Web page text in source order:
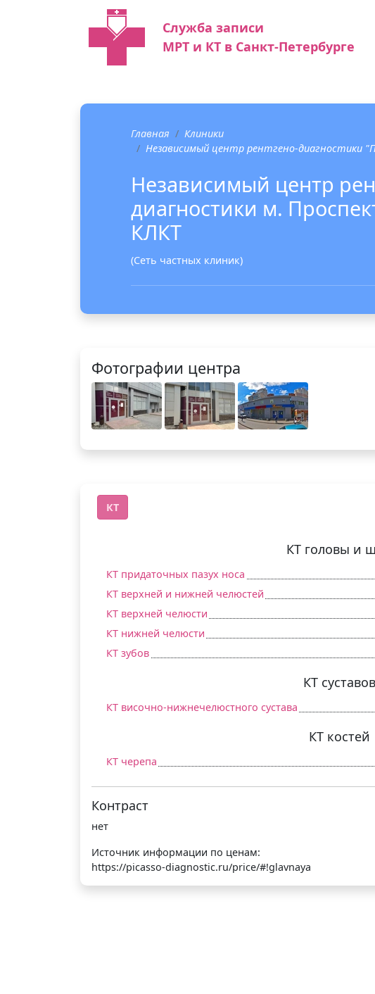
Служба записи
МРТ и КТ в Санкт-Петербурге
Главная
Клиники
Независимый центр рентгено-диагностики
Независимый центр
диагностики м.
КЛКТ
(Сеть частных клиник)
Фотографии центра
КТ
КТ головы и
КТ придаточных пазух носа
КТ верхней и нижней челюстей
КТ верхней челюсти
КТ нижней челюсти
КТ зубов
КТ суставов
КТ височно-нижнечелюстного сустава
КТ костей
КТ черепа
Контраст
нет
Источник информации по ценам:
https://picasso-diagnostic.ru/price/#!glavnaya